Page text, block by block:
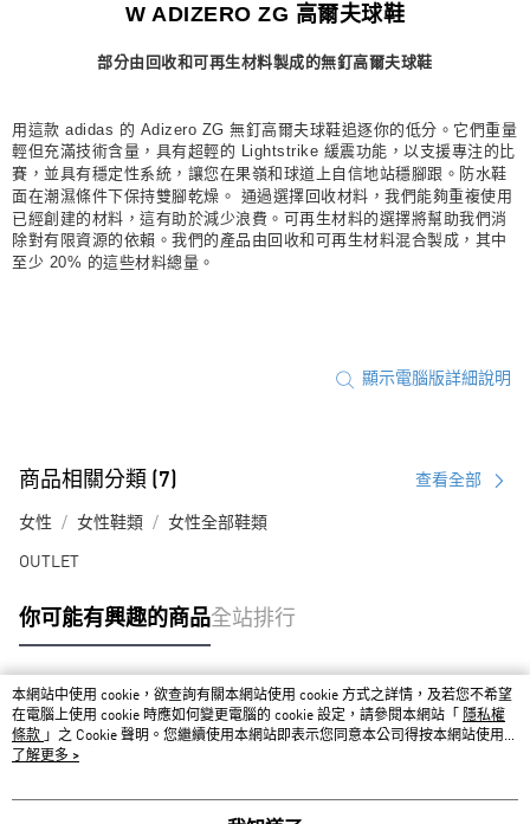
W ADIZERO ZG 高爾夫球鞋
部分由回收和可再生材料製成的無釘高爾夫球鞋
用這款 adidas 的 Adizero ZG 無釘高爾夫球鞋追逐你的低分。它們重量
輕但充滿技術含量，具有超輕的 Lightstrike 緩震功能，以支援專注的比
賽，並具有穩定性系統，讓您在果嶺和球道上自信地站穩腳跟。防水鞋
面在潮濕條件下保持雙腳乾燥。 通過選擇回收材料，我們能夠重複使用
已經創建的材料，這有助於減少浪費。可再生材料的選擇將幫助我們消
除對有限資源的依賴。我們的產品由回收和可再生材料混合製成，其中
至少 20% 的這些材料總量。
顯示電腦版詳細說明
商品相關分類 (7) 查看全部
女性 女性鞋類 女性全部鞋類
OUTLET
你可能有興趣的商品全站排行
熱門標籤
本網站中使用 cookie，欲查詢有關本網站使用 cookie 方式之詳情，及若您不希望
在電腦上使用 cookie 時應如何變更電腦的 cookie 設定，請參閱本網站「
隱私權
條款 」之 Cookie 聲明。您繼續使用本網站即表示您同意本公司得按本網站使用條
款之 Cookie 聲明使用 cookie。
了解更多 >